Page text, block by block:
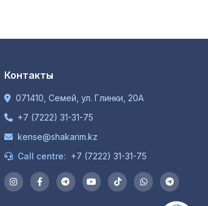
Контакты
071410, Семей, ул. Глинки, 20А
+7 (7222) 31-31-75
kense@shakarim.kz
Call centre: +7 (7222) 31-31-75